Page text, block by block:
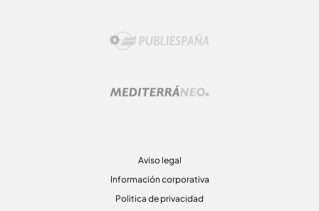
Aviso legal
Información corporativa
Politica de privacidad